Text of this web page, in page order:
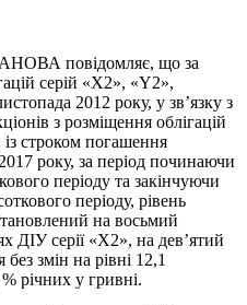
повідомляє, що за
серій «Х2», «Y2»,
2012 року, у зв’язку з
з розміщення облігацій
строком погашення
року, за період починаючи
періоду та закінчуючи
періоду, рівень
на восьмий
ДІУ серії «Х2», на дев’ятий
змін на рівні 12,1
річних у гривні.